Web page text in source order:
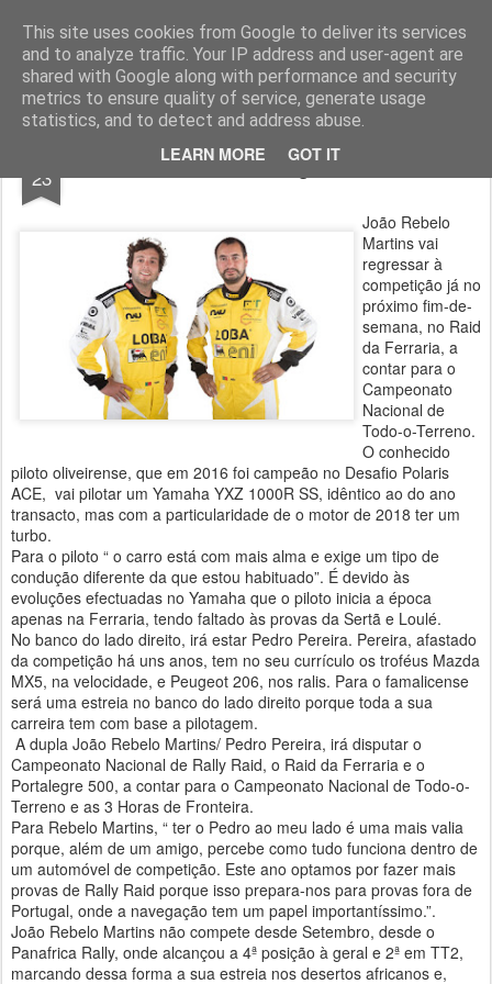
This site uses cookies from Google to deliver its services
and to analyze traffic. Your IP address and user-agent are
shared with Google along with performance and security
metrics to ensure quality of service, generate usage
statistics, and to detect and address abuse.
LEARN MORE GOT IT
ROADGALAXY - Media Center
23 João Rebelo Martins regressa na Ferraria
João Rebelo
Martins vai
regressar à
competição já no
próximo fim-de-
semana, no Raid
da Ferraria, a
contar para o
Campeonato
Nacional de
Todo-o-Terreno.
O conhecido
piloto oliveirense, que em 2016 foi campeão no Desafio Polaris
ACE, vai pilotar um Yamaha YXZ 1000R SS, idêntico ao do ano
transacto, mas com a particularidade de o motor de 2018 ter um
turbo.
Para o piloto “ o carro está com mais alma e exige um tipo de
condução diferente da que estou habituado”. É devido às
evoluções efectuadas no Yamaha que o piloto inicia a época
apenas na Ferraria, tendo faltado às provas da Sertã e Loulé.
No banco do lado direito, irá estar Pedro Pereira. Pereira, afastado
da competição há uns anos, tem no seu currículo os troféus Mazda
MX5, na velocidade, e Peugeot 206, nos ralis. Para o famalicense
será uma estreia no banco do lado direito porque toda a sua
carreira tem com base a pilotagem.
A dupla João Rebelo Martins/ Pedro Pereira, irá disputar o
Campeonato Nacional de Rally Raid, o Raid da Ferraria e o
Portalegre 500, a contar para o Campeonato Nacional de Todo-o-
Terreno e as 3 Horas de Fronteira.
Para Rebelo Martins, “ ter o Pedro ao meu lado é uma mais valia
porque, além de um amigo, percebe como tudo funciona dentro de
um automóvel de competição. Este ano optamos por fazer mais
provas de Rally Raid porque isso prepara-nos para provas fora de
Portugal, onde a navegação tem um papel importantíssimo.”.
João Rebelo Martins não compete desde Setembro, desde o
Panafrica Rally, onde alcançou a 4ª posição à geral e 2ª em TT2,
marcando dessa forma a sua estreia nos desertos africanos e,